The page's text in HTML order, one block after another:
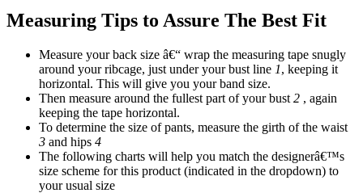
Measuring Tips to Assure The Best Fit
Measure your back size â€“ wrap the measuring tape snugly
around your ribcage, just under your bust line 1, keeping it
horizontal. This will give you your band size.
Then measure around the fullest part of your bust 2 , again
keeping the tape horizontal.
To determine the size of pants, measure the girth of the waist
3 and hips 4
The following charts will help you match the designerâ€™s
size scheme for this product (indicated in the dropdown) to
your usual size